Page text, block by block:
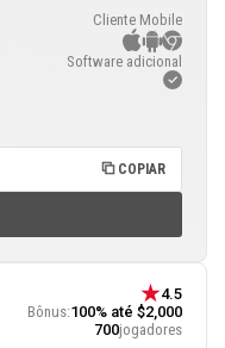
Cliente Mobile
Software adicional
COPIAR
4.5
Bônus:100% até $2,000
700jogadores